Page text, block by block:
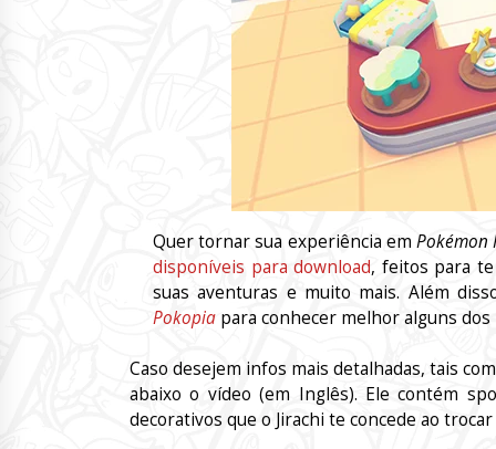
Quer tornar sua experiência em Pokémon
disponíveis para download, feitos para
suas aventuras e muito mais. Além
Pokopia para conhecer melhor alguns
Caso desejem infos mais detalhadas, tais
abaixo o vídeo (em Inglês). Ele contém
decorativos que o Jirachi te concede ao